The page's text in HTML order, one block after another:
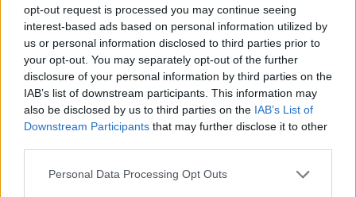
opt-out request is processed you may continue seeing
interest-based ads based on personal information utilized by
us or personal information disclosed to third parties prior to
your opt-out. You may separately opt-out of the further
disclosure of your personal information by third parties on the
IAB’s list of downstream participants. This information may
also be disclosed by us to third parties on the IAB’s List of
Downstream Participants that may further disclose it to other
Personal Data Processing Opt Outs
Effectiviteit
Hoeveelheid bijwerkingen
-in mindere mate inzinkingen en depressieve gevoelens. -
nog steeds zelfmoordgedachten -ik voel me nog steeds
nutteloos
geef mening 0 reacties